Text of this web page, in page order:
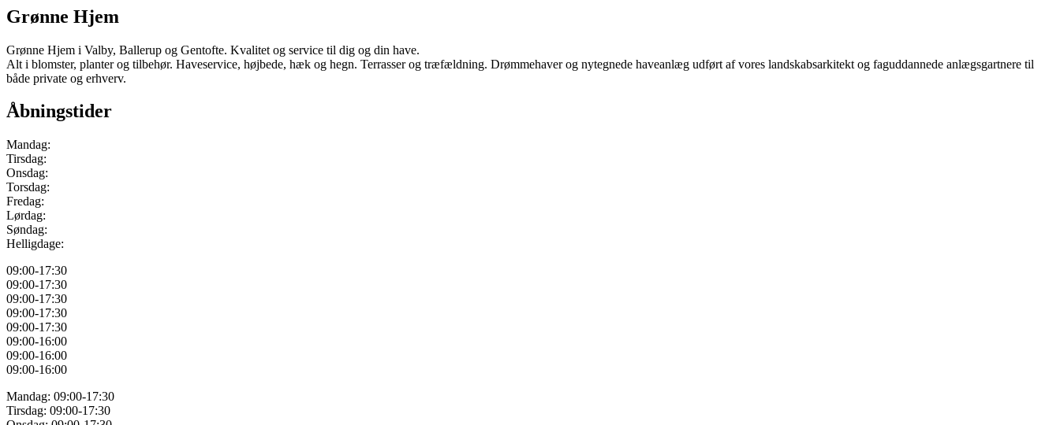
Grønne Hjem
Grønne Hjem i Valby, Ballerup og Gentofte. Kvalitet og service til dig og din have.
Alt i blomster, planter og tilbehør. Haveservice, højbede, hæk og hegn. Terrasser og træfældning. Drømmehaver og nytegnede haveanlæg udført af vores landskabsarkitekt og faguddannede anlægsgartnere til
både private og erhverv.
Åbningstider
Mandag:
Tirsdag:
Onsdag:
Torsdag:
Fredag:
Lørdag:
Søndag:
Helligdage:
09:00-17:30
09:00-17:30
09:00-17:30
09:00-17:30
09:00-17:30
09:00-16:00
09:00-16:00
09:00-16:00
Mandag: 09:00-17:30
Tirsdag: 09:00-17:30